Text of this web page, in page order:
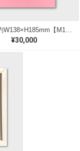
¥30,000